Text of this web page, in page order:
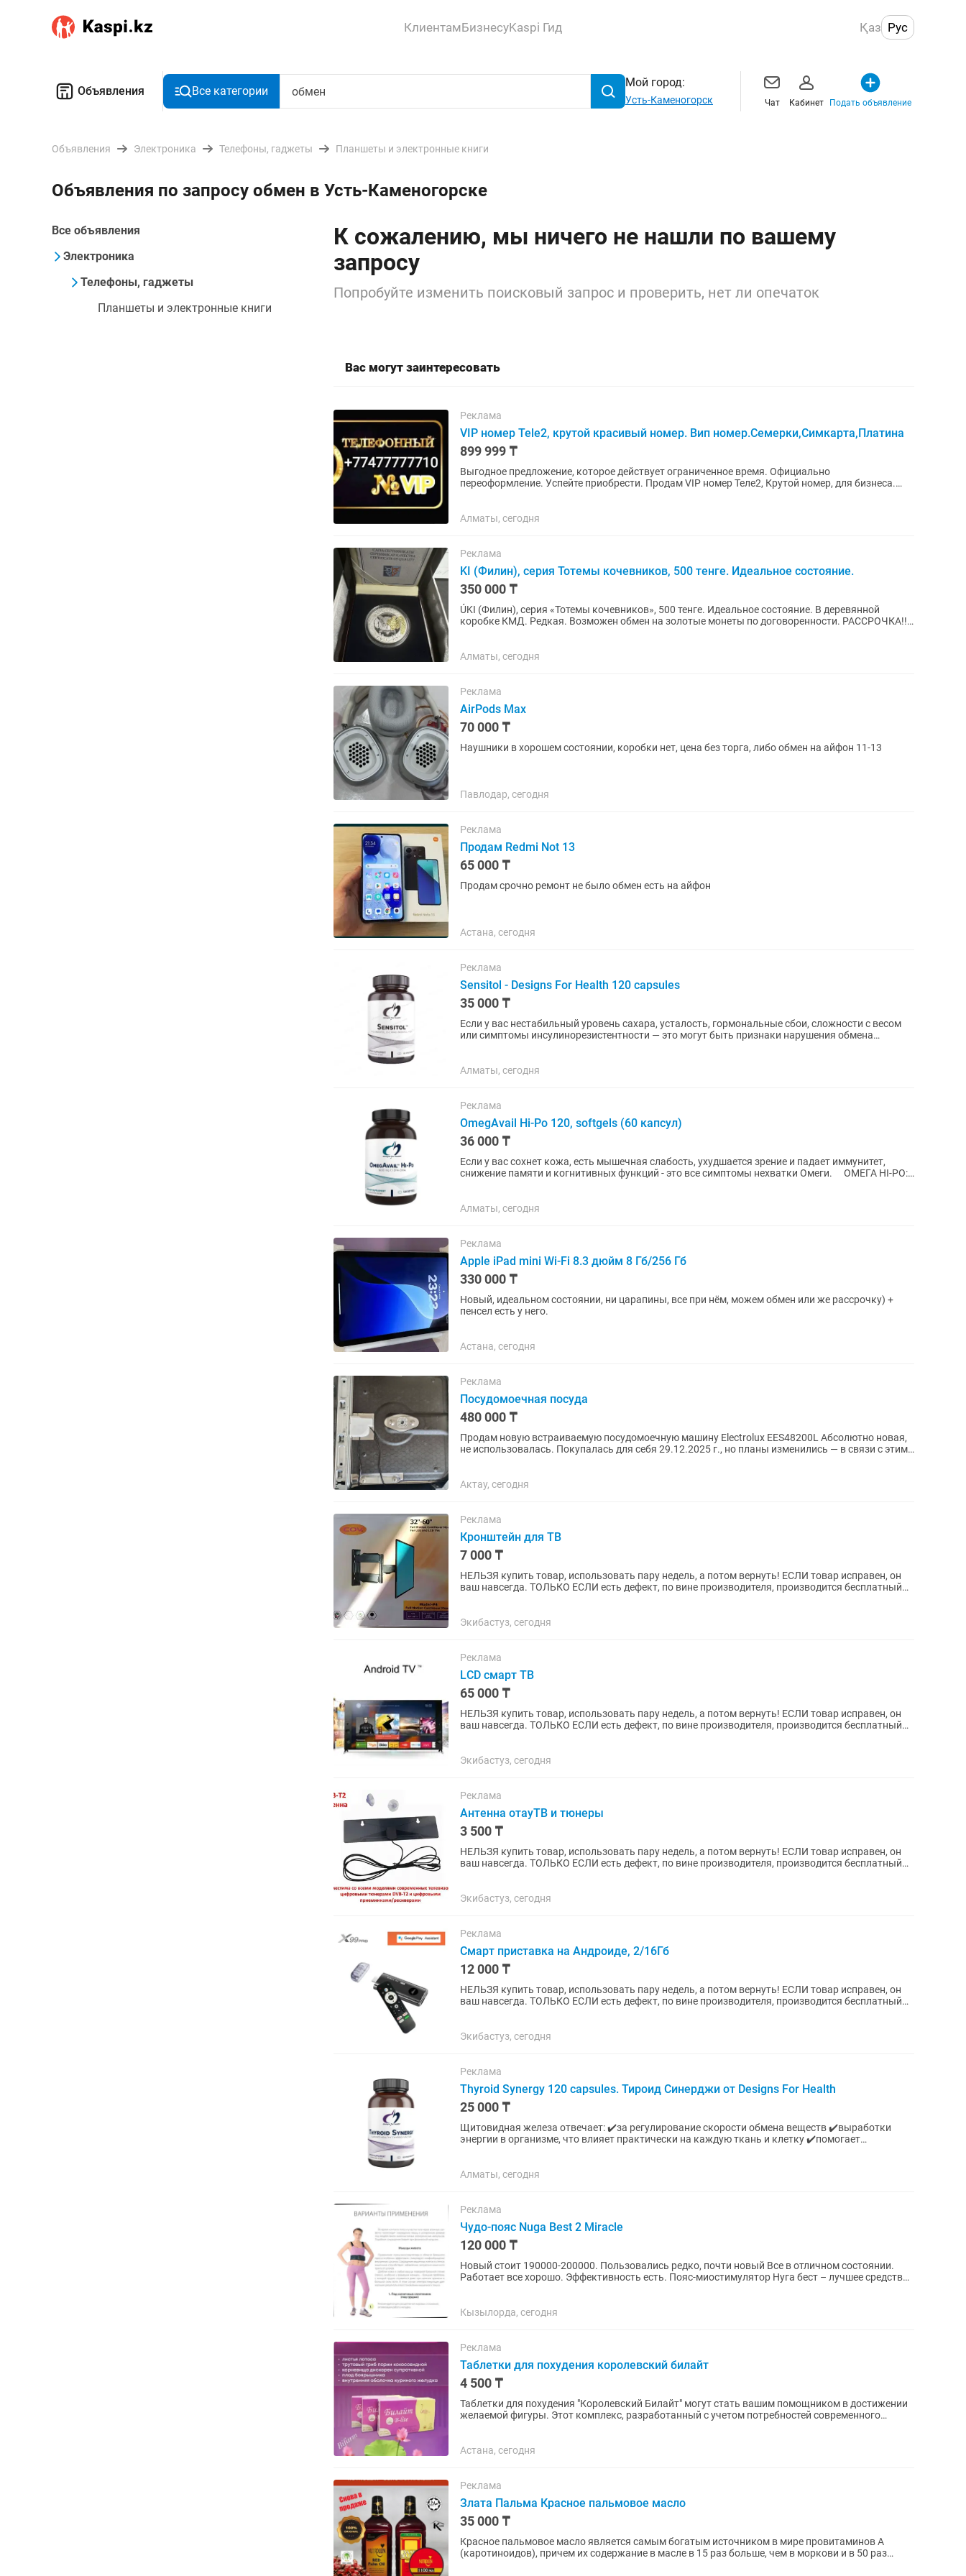
КлиентамБизнесуKaspi Гид Қаз Рус
Объявления Все категории
Мой город:
Усть-Каменогорск Чат Кабинет Подать объявление
Объявления Электроника Телефоны, гаджеты Планшеты и электронные книги
Объявления по запросу обмен в Усть-Каменогорске
Все объявления
Электроника
Телефоны, гаджеты
Планшеты и электронные книги
К сожалению, мы ничего не нашли по вашему
запросу
Попробуйте изменить поисковый запрос и проверить, нет ли опечаток
Вас могут заинтересовать
Реклама
VIP номер Tele2, крутой красивый номер. Вип номер.Семерки,Симкарта,Платина
899 999 ₸
Выгодное предложение, которое действует ограниченное время. Официально
переоформление. Успейте приобрести. Продам VIP номер Теле2, Крутой номер, для бизнеса.
Алматы, сегодня
Реклама
KI (Филин), серия Тотемы кочевников, 500 тенге. Идеальное состояние.
350 000 ₸
ÚKI (Филин), серия «Тотемы кочевников», 500 тенге. Идеальное состояние. В деревянной
коробке КМД. Редкая. Возможен обмен на золотые монеты по договоренности. РАССРОЧКА!!!
Алматы, сегодня
Реклама
AirPods Max
70 000 ₸
Наушники в хорошем состоянии, коробки нет, цена без торга, либо обмен на айфон 11-13
Павлодар, сегодня
Реклама
Продам Redmi Not 13
65 000 ₸
Продам срочно ремонт не было обмен есть на айфон
Астана, сегодня
Реклама
Sensitol - Designs For Health 120 capsules
35 000 ₸
Если у вас нестабильный уровень сахара, усталость, гормональные сбои, сложности с весом
или симптомы инсулинорезистентности — это могут быть признаки нарушения обмена
Алматы, сегодня
Реклама
OmegAvail Hi-Po 120, softgels (60 капсул)
36 000 ₸
Если у вас сохнет кожа, есть мышечная слабость, ухудшается зрение и падает иммунитет,
снижение памяти и когнитивных функций - это все симптомы нехватки Омеги. ⠀ ОМЕГА HI-PO:
Алматы, сегодня
Реклама
Аpple iPad mini Wi-Fi 8.3 дюйм 8 Гб/256 Гб
330 000 ₸
Новый, идеальном состоянии, ни царапины, все при нём, можем обмен или же рассрочку) +
пенсел есть у него.
Астана, сегодня
Реклама
Посудомоечная посуда
480 000 ₸
Продам новую встраиваемую посудомоечную машину Electrolux EES48200L Абсолютно новая,
не использовалась. Покупалась для себя 29.12.2025 г., но планы изменились — в связи с этим
Актау, сегодня
Реклама
Кронштейн для ТВ
7 000 ₸
НЕЛЬЗЯ купить товар, использовать пару недель, а потом вернуть! ЕСЛИ товар исправен, он
ваш навсегда. ТОЛЬКО ЕСЛИ есть дефект, по вине производителя, производится бесплатный
Экибастуз, сегодня
Реклама
LCD смарт ТВ
65 000 ₸
НЕЛЬЗЯ купить товар, использовать пару недель, а потом вернуть! ЕСЛИ товар исправен, он
ваш навсегда. ТОЛЬКО ЕСЛИ есть дефект, по вине производителя, производится бесплатный
Экибастуз, сегодня
Реклама
Антенна отауТВ и тюнеры
3 500 ₸
НЕЛЬЗЯ купить товар, использовать пару недель, а потом вернуть! ЕСЛИ товар исправен, он
ваш навсегда. ТОЛЬКО ЕСЛИ есть дефект, по вине производителя, производится бесплатный
Экибастуз, сегодня
Реклама
Смарт приставка на Андроиде, 2/16Гб
12 000 ₸
НЕЛЬЗЯ купить товар, использовать пару недель, а потом вернуть! ЕСЛИ товар исправен, он
ваш навсегда. ТОЛЬКО ЕСЛИ есть дефект, по вине производителя, производится бесплатный
Экибастуз, сегодня
Реклама
Thyroid Synergy 120 capsules. Тироид Синерджи от Designs For Health
25 000 ₸
Щитовидная железа отвечает: ✔️за регулирование скорости обмена веществ ✔️выработки
энергии в организме, что влияет практически на каждую ткань и клетку ✔️помогает
Алматы, сегодня
Реклама
Чудо-пояс Nuga Best 2 Miracle
120 000 ₸
Новый стоит 190000-200000. Пользовались редко, почти новый Все в отличном состоянии.
Работает все хорошо. Эффективность есть. Пояс-миостимулятор Нуга бест – лучшее средство
Кызылорда, сегодня
Реклама
Таблетки для похудения королевский билайт
4 500 ₸
Таблетки для похудения "Королевский Билайт" могут стать вашим помощником в достижении
желаемой фигуры. Этот комплекс, разработанный с учетом потребностей современного
Астана, сегодня
Реклама
Злата Пальма Красное пальмовое масло
35 000 ₸
Красное пальмовое масло является самым богатым источником в мире провитаминов А
(каротиноидов), причем их содержание в масле в 15 раз больше, чем в моркови и в 50 раз